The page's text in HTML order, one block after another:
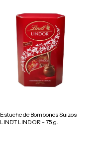
Estuche de Bombones Suizos
LINDT LINDOR - 75 g.